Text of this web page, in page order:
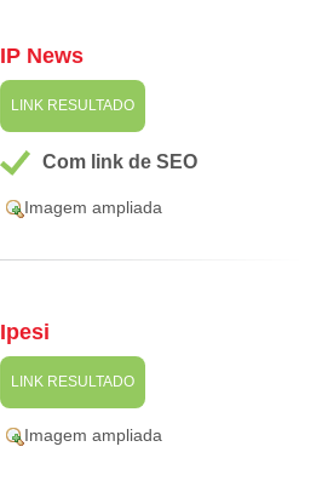
IP News
LINK RESULTADO
Com link de SEO
Imagem ampliada
Ipesi
LINK RESULTADO
Imagem ampliada